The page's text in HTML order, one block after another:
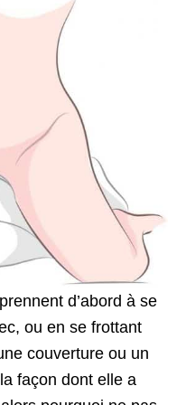
d’abord à se
ou en se frottant
couverture ou un
façon dont elle a